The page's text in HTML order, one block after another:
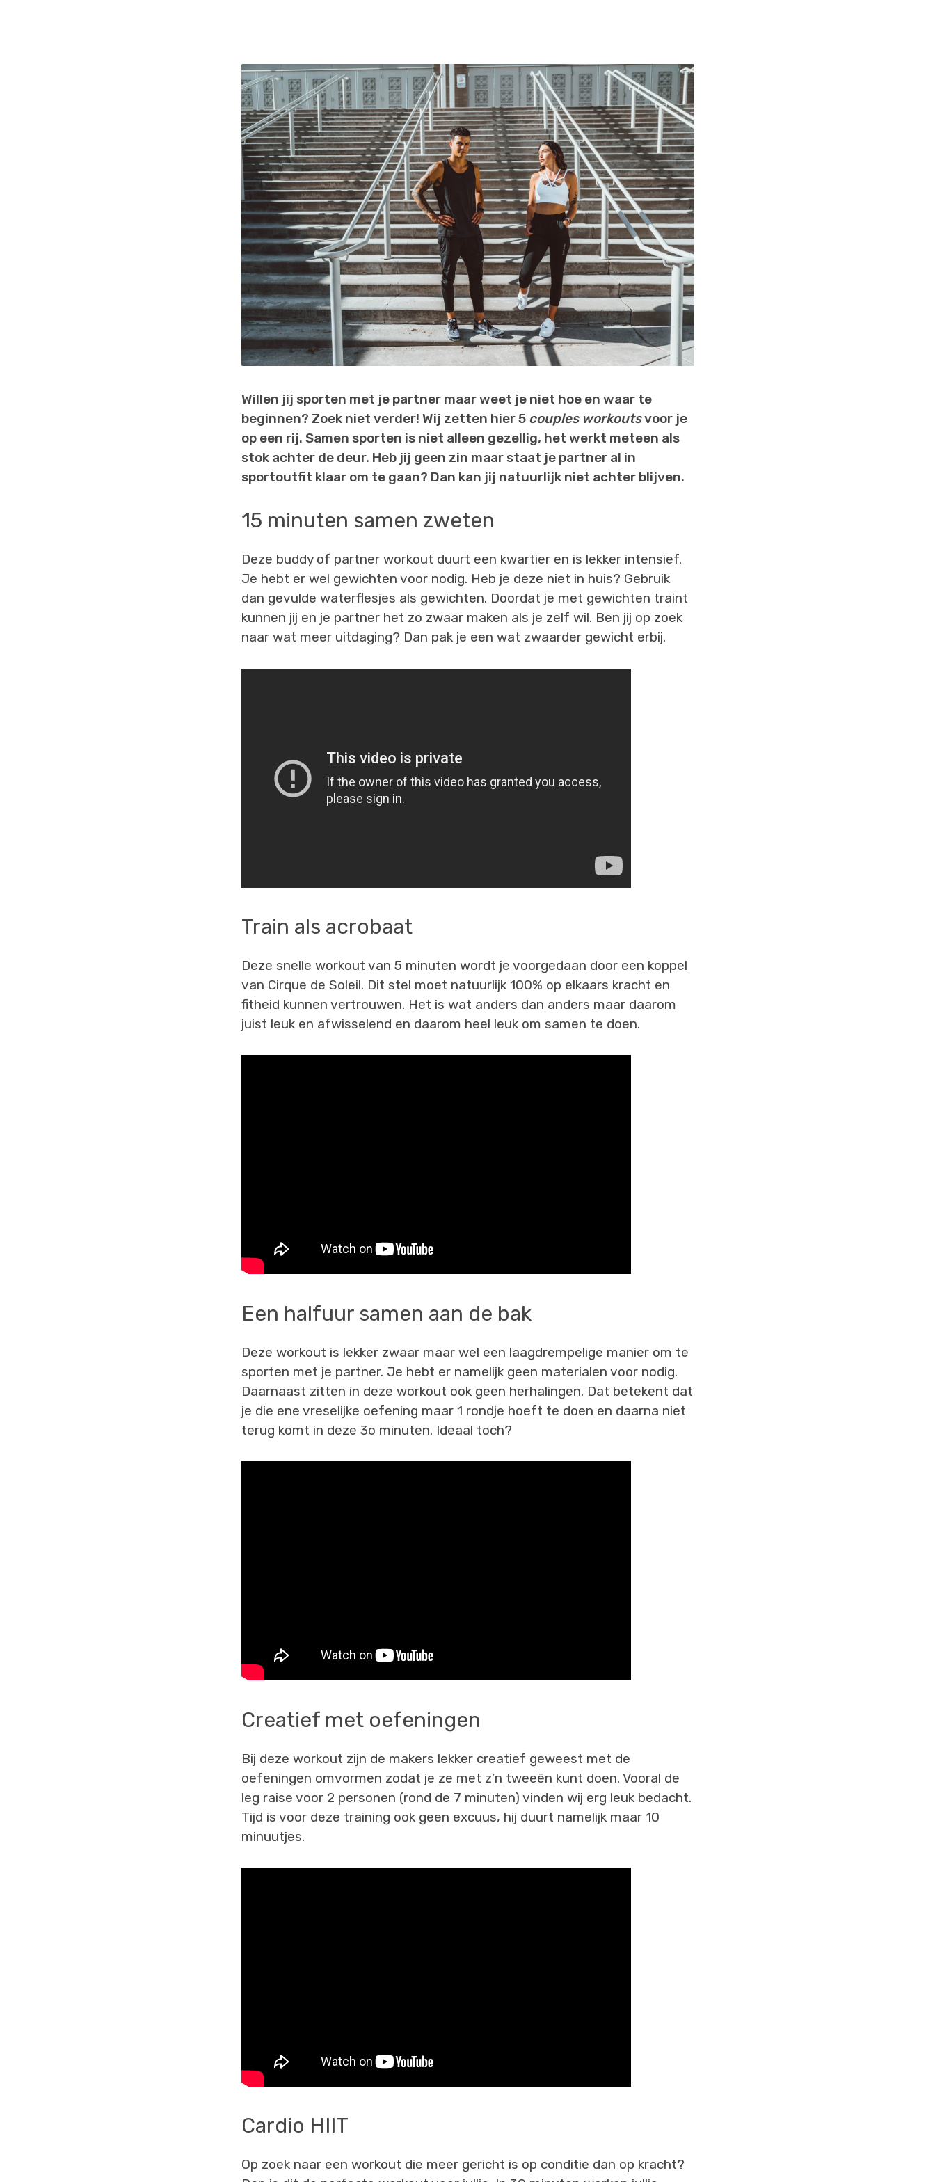
Willen jij sporten met je partner maar weet je niet hoe en waar te
beginnen? Zoek niet verder! Wij zetten hier 5 couples workoutsvoor je
op een rij. Samen sporten is niet alleen gezellig, het werkt meteen als
stok achter de deur. Heb jij geen zin maar staat je partner al in
sportoutfit klaar om te gaan? Dan kan jij natuurlijk niet achter blijven.
15 minuten samen zweten
Deze buddy of partner workout duurt een kwartier en is lekker intensief.
Je hebt er wel gewichten voor nodig. Heb je deze niet in huis? Gebruik
dan gevulde waterflesjes als gewichten. Doordat je met gewichten traint
kunnen jij en je partner het zo zwaar maken als je zelf wil. Ben jij op zoek
naar wat meer uitdaging? Dan pak je een wat zwaarder gewicht erbij.
Train als acrobaat
Deze snelle workout van 5 minuten wordt je voorgedaan door een koppel
van Cirque de Soleil. Dit stel moet natuurlijk 100% op elkaars kracht en
fitheid kunnen vertrouwen. Het is wat anders dan anders maar daarom
juist leuk en afwisselend en daarom heel leuk om samen te doen.
Een halfuur samen aan de bak
Deze workout is lekker zwaar maar wel een laagdrempelige manier om te
sporten met je partner. Je hebt er namelijk geen materialen voor nodig.
Daarnaast zitten in deze workout ook geen herhalingen. Dat betekent dat
je die ene vreselijke oefening maar 1 rondje hoeft te doen en daarna niet
terug komt in deze 3o minuten. Ideaal toch?
Creatief met oefeningen
Bij deze workout zijn de makers lekker creatief geweest met de
oefeningen omvormen zodat je ze met z’n tweeën kunt doen. Vooral de
leg raise voor 2 personen (rond de 7 minuten) vinden wij erg leuk bedacht.
Tijd is voor deze training ook geen excuus, hij duurt namelijk maar 10
minuutjes.
Cardio HIIT
Op zoek naar een workout die meer gericht is op conditie dan op kracht?